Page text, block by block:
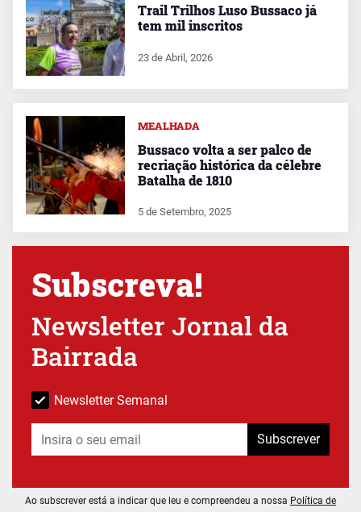
Trail Trilhos Luso Bussaco já
tem mil inscritos
23 de Abril, 2026
MEALHADA
Bussaco volta a ser palco de
recriação histórica da célebre
Batalha de 1810
5 de Setembro, 2025
Subscreva!
Newsletter Jornal da
Bairrada
Newsletter Semanal
Subscrever
Ao subscrever está a indicar que leu e compreendeu a nossa Política de